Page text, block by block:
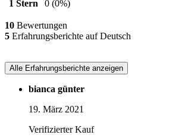
1 Stern
0 (0%)
10 Bewertungen
5 Erfahrungsberichte auf Deutsch
Alle Erfahrungsberichte anzeigen
bianca günter
19. März 2021
Verifizierter Kauf